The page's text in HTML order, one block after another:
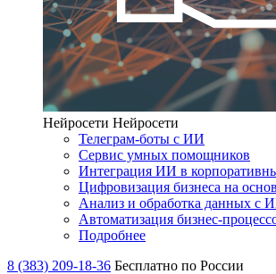
Нейросети Нейросети
Телеграм-боты с ИИ
Сервис умных помощников
Интеграция ИИ в
Цифровизация бизнеса на
Анализ и обработка данных с
Автоматизация бизнес-
Подробнее
8 (383) 209-18-36 Бесплатно по России